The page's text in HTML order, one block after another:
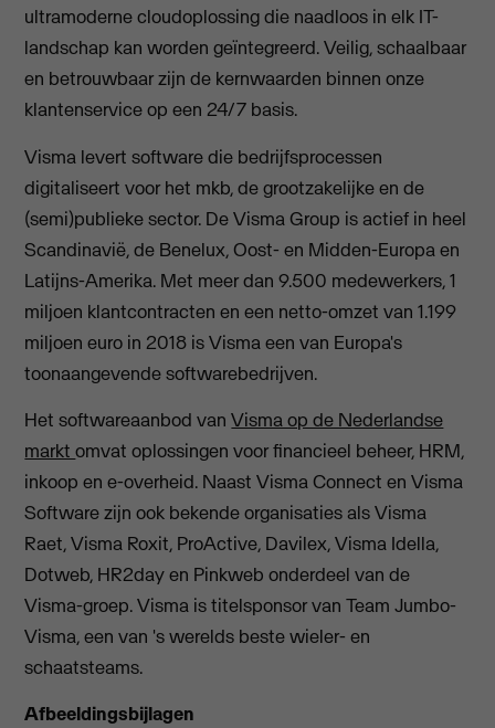
ultramoderne cloudoplossing die naadloos in elk IT-
landschap kan worden geïntegreerd. Veilig, schaalbaar
en betrouwbaar zijn de kernwaarden binnen onze
klantenservice op een 24/7 basis.
Visma levert software die bedrijfsprocessen
digitaliseert voor het mkb, de grootzakelijke en de
(semi)publieke sector. De Visma Group is actief in heel
Scandinavië, de Benelux, Oost- en Midden-Europa en
Latijns-Amerika. Met meer dan 9.500 medewerkers, 1
miljoen klantcontracten en een netto-omzet van 1.199
miljoen euro in 2018 is Visma een van Europa's
toonaangevende softwarebedrijven.
Het softwareaanbod vanVisma op de Nederlandse
marktomvat oplossingen voor financieel beheer, HRM,
inkoop en e-overheid. Naast Visma Connect en Visma
Software zijn ook bekende organisaties als Visma
Raet, Visma Roxit, ProActive, Davilex, Visma Idella,
Dotweb, HR2day en Pinkweb onderdeel van de
Visma-groep. Visma is titelsponsor van Team Jumbo-
Visma, een van 's werelds beste wieler- en
schaatsteams.
Afbeeldingsbijlagen